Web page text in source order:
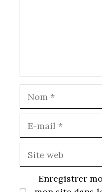
Enregistrer